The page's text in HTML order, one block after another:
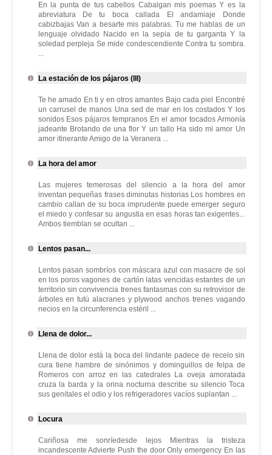
En la punta de tus cabellos Cabalgan mis poemas Y es la
abreviatura De tu boca callada El andamiaje Donde
cabizbajas Van a besarte mis palabras. Tu me hablas de un
lenguaje olvidado Nacido en la sepia de tu garganta Y la
soledad perpleja Se mide condescendiente Contra tu sombra.
...
La estación de los pájaros (III)
Te he amado En ti y en otros amantes Bajo cada piel Encontré
un carrusel de manos Una sed de mar en los costados Y los
sonidos Esos pájaros tempranos En el amor tocados Armonía
jadeante Brotando de una flor Y un tallo Ha sido mi amor Un
amor itinerante Amigo de la Veranera ...
La hora del amor
Las mujeres temerosas del silencio a la hora del amor
inventan pequeñas frases diminutas historias Los hombres en
cambio callan de su boca imprudente puede emerger seguro
el miedo y confesar su angustia en esas horas tan exigentes...
Ambos tiemblan se ocultan ...
Lentos pasan...
Lentos pasan sombríos con máscara azul con masacre de sol
en los poros vagones de cartón latas vencidas estantes de un
territorio sin convivencia trenes fantasmas con su retrovisor de
árboles en tutú alacranes y plywood anchos trenes vagando
necios en la circunferencia estéril ...
Llena de dolor...
Llena de dolor está la boca del lindante padece de recelo sin
cura tiene hambre de sinónimos y dominguillos de felpa de
Romeros con arroz en las catedrales La oveja amoratada
cruza la barda y la orina nocturna describe su silencio Toca
sus genitales el odio y los refrigeradores vacíos suplantan ...
Locura
Cariñosa me sonríedesde lejos Mientras la tristeza
incandescente Advierte Push the door Only emergency En las